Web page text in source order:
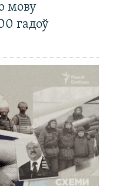
мову
гадоў